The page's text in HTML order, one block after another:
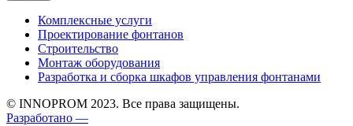
Комплексные услуги
Проектирование фонтанов
Строительство
Монтаж оборудования
Разработка и сборка шкафов управления фонтанами
© INNOPROM 2023. Все права защищены.
Разработано —